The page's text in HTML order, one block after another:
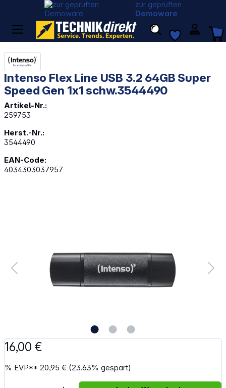
zur geprüften
Demoware
Intenso Flex Line USB 3.2 64GB Super
Speed Gen 1x1 schw.3544490
Artikel-Nr.:
259753
Herst.-Nr.:
3544490
EAN-Code:
4034303037957
16,00 €
% EVP**20,95 € (23.63% gespart)